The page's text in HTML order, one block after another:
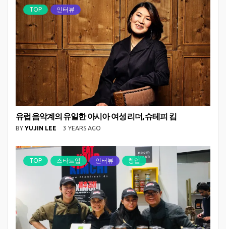
TOP 인터뷰
유럽 음악계의 유일한 아시아 여성 리더, 슈테피 킴
BY YUJIN LEE 3 YEARS AGO
TOP 스타트업 인터뷰 창업